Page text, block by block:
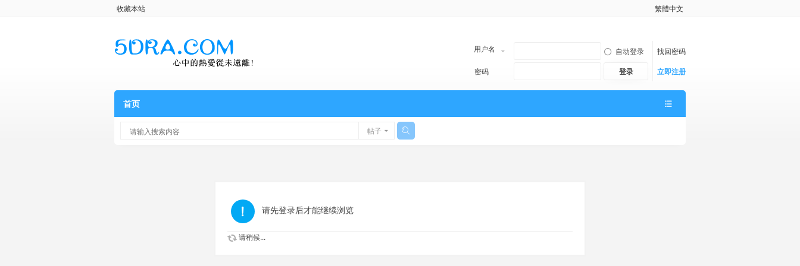
收藏本站 繁體中文
用户名 自动登录
找回密码
密码
登录 立即注册
首页
帖子
请先登录后才能继续浏览
请稍候...